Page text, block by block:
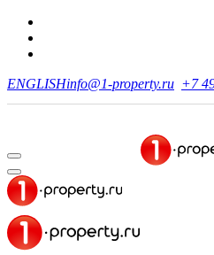
ENGLISHinfo@1-property.ru +7